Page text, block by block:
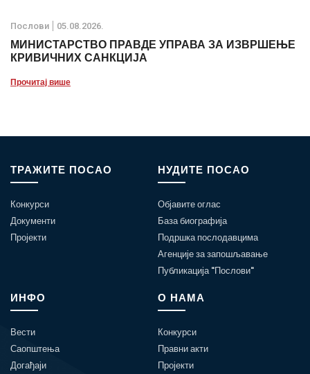
Послови 05.08.2026.
МИНИСТАРСТВО ПРАВДЕ УПРАВА ЗА ИЗВРШЕЊЕ
КРИВИЧНИХ САНКЦИЈА
Прочитај више
ТРАЖИТЕ ПОСАО
Конкурси
Документи
Пројекти
НУДИТЕ ПОСАО
Објавите оглас
База биографија
Подршка послодавцима
Агенције за запошљавање
Публикација "Послови"
ИНФО
Вести
Саопштења
Догађаји
О НАМА
Конкурси
Правни акти
Пројекти